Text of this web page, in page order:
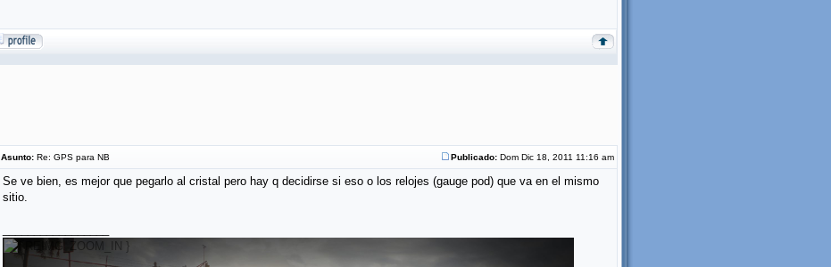
Asunto: Re: GPS para NB Publicado: Dom Dic 18, 2011 11:16 am
Se ve bien, es mejor que pegarlo al cristal pero hay q decidirse si eso o los relojes (gauge pod) que va en el mismo
sitio.